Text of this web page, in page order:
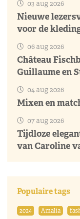
03 aug 2026
Nieuwe
voor de
06 aug 2026
Château
Guillaume en
04 aug 2026
Mixen en
07 aug 2026
Tijdloze
van Caroline
Populaire tags
2024 Amalia